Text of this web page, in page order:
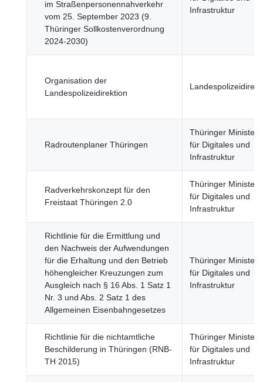
im Straßenpersonennahverkehr
vom 25. September 2023 (9.
Thüringer Sollkostenverordnung
2024-2030)
Infrastruktur
Organisation der
Landespolizeidirektion
Radroutenplaner Thüringen
Thüringer
für Digitales und
Infrastruktur
Radverkehrskonzept für den
Freistaat Thüringen 2.0
Thüringer
für Digitales und
Infrastruktur
Richtlinie für die Ermittlung und
den Nachweis der Aufwendungen
für die Erhaltung und den Betrieb
höhengleicher Kreuzungen zum
Ausgleich nach § 16 Abs. 1 Satz 1
Nr. 3 und Abs. 2 Satz 1 des
Allgemeinen Eisenbahngesetzes
Thüringer
für Digitales und
Infrastruktur
Richtlinie für die nichtamtliche
Beschilderung in Thüringen (RNB-
TH 2015)
Thüringer
für Digitales und
Infrastruktur